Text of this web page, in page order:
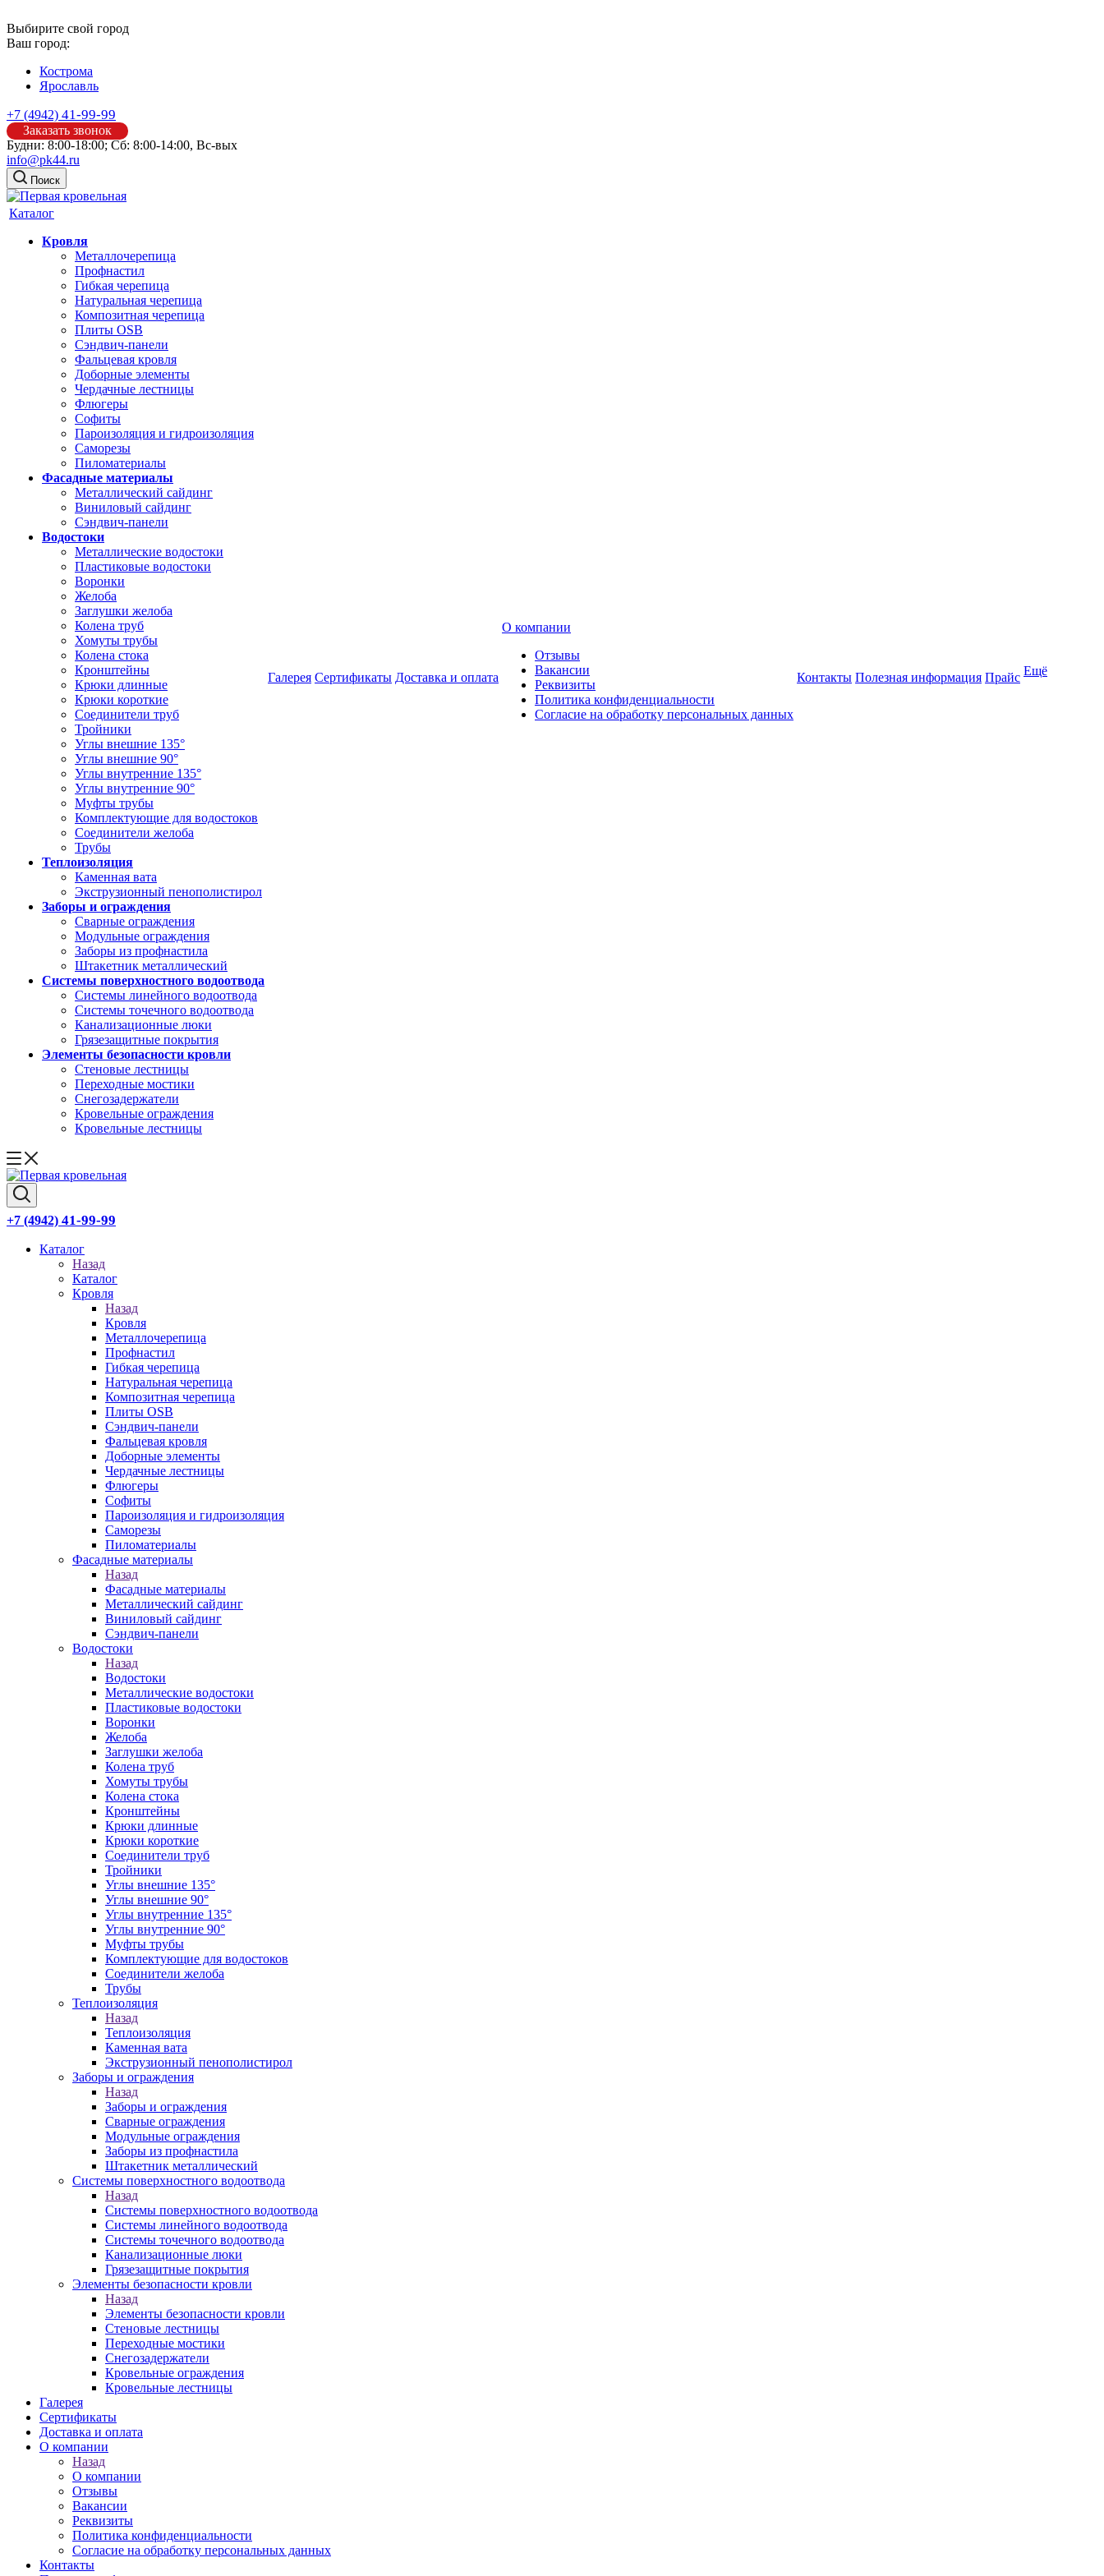
Выбирите свой город
Ваш город:
Кострома
Ярославль
+7 (4942) 41-99-99
Заказать звонок
Будни: 8:00-18:00; Сб: 8:00-14:00, Вс-вых
info@pk44.ru
Поиск
Каталог
Кровля
Металлочерепица
Профнастил
Гибкая черепица
Натуральная черепица
Композитная черепица
Плиты OSB
Сэндвич-панели
Фальцевая кровля
Доборные элементы
Чердачные лестницы
Флюгеры
Софиты
Пароизоляция и гидроизоляция
Саморезы
Пиломатериалы
Фасадные материалы
Металлический сайдинг
Виниловый сайдинг
Сэндвич-панели
Водостоки
Металлические водостоки
Пластиковые водостоки
Воронки
Желоба
Заглушки желоба
Колена труб
Хомуты трубы
Колена стока
Кронштейны
Крюки длинные
Крюки короткие
Соединители труб
Тройники
Углы внешние 135°
Углы внешние 90°
Углы внутренние 135°
Углы внутренние 90°
Муфты трубы
Комплектующие для водостоков
Соединители желоба
Трубы
Теплоизоляция
Каменная вата
Экструзионный пенополистирол
Заборы и ограждения
Сварные ограждения
Модульные ограждения
Заборы из профнастила
Штакетник металлический
Системы поверхностного водоотвода
Системы линейного водоотвода
Системы точечного водоотвода
Канализационные люки
Грязезащитные покрытия
Элементы безопасности кровли
Стеновые лестницы
Переходные мостики
Снегозадержатели
Кровельные ограждения
Кровельные лестницы
Галерея Сертификаты Доставка и оплата
О компании
Отзывы
Вакансии
Реквизиты
Политика конфиденциальности
Согласие на обработку персональных данных
Контакты Полезная информация Прайс Ещё
+7 (4942) 41-99-99
Каталог
Назад
Каталог
Кровля
Назад
Кровля
Металлочерепица
Профнастил
Гибкая черепица
Натуральная черепица
Композитная черепица
Плиты OSB
Сэндвич-панели
Фальцевая кровля
Доборные элементы
Чердачные лестницы
Флюгеры
Софиты
Пароизоляция и гидроизоляция
Саморезы
Пиломатериалы
Фасадные материалы
Назад
Фасадные материалы
Металлический сайдинг
Виниловый сайдинг
Сэндвич-панели
Водостоки
Назад
Водостоки
Металлические водостоки
Пластиковые водостоки
Воронки
Желоба
Заглушки желоба
Колена труб
Хомуты трубы
Колена стока
Кронштейны
Крюки длинные
Крюки короткие
Соединители труб
Тройники
Углы внешние 135°
Углы внешние 90°
Углы внутренние 135°
Углы внутренние 90°
Муфты трубы
Комплектующие для водостоков
Соединители желоба
Трубы
Теплоизоляция
Назад
Теплоизоляция
Каменная вата
Экструзионный пенополистирол
Заборы и ограждения
Назад
Заборы и ограждения
Сварные ограждения
Модульные ограждения
Заборы из профнастила
Штакетник металлический
Системы поверхностного водоотвода
Назад
Системы поверхностного водоотвода
Системы линейного водоотвода
Системы точечного водоотвода
Канализационные люки
Грязезащитные покрытия
Элементы безопасности кровли
Назад
Элементы безопасности кровли
Стеновые лестницы
Переходные мостики
Снегозадержатели
Кровельные ограждения
Кровельные лестницы
Галерея
Сертификаты
Доставка и оплата
О компании
Назад
О компании
Отзывы
Вакансии
Реквизиты
Политика конфиденциальности
Согласие на обработку персональных данных
Контакты